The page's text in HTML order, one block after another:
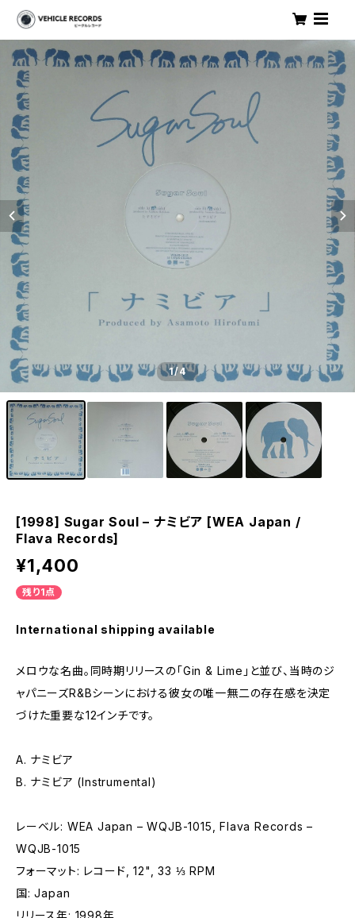
1/4
[1998] Sugar Soul – ナミビア [WEA Japan /
Flava Records]
¥1,400
残り1点
International shipping available
メロウな名曲。同時期リリースの「Gin & Lime」と並び、当時のジ
ャパニーズR&Bシーンにおける彼女の唯一無二の存在感を決定
づけた重要な12インチです。
A. ナミビア
B. ナミビア (Instrumental)
レーベル: WEA Japan – WQJB-1015, Flava Records –
WQJB-1015
フォーマット: レコード, 12", 33 ⅓ RPM
国: Japan
リリース年: 1998年